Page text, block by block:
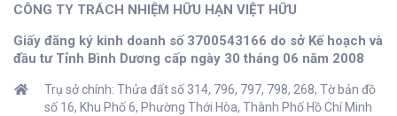
CÔNG TY TRÁCH NHIỆM HỮU HẠN VIỆT HỮU
Giấy đăng ký kinh doanh số 3700543166 do sở Kế hoạch và
đầu tư Tỉnh Bình Dương cấp ngày 30 tháng 06 năm 2008
Trụ sở chính: Thửa đất số 314, 796, 797, 798, 268, Tờ bản đồ
số 16, Khu Phố 6, Phường Thới Hòa, Thành Phố Hồ Chí Minh